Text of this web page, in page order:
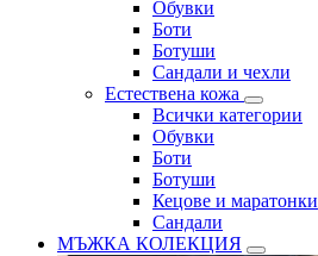
Обувки
Боти
Ботуши
Сандали и чехли
Естествена кожа
Всички категории
Обувки
Боти
Ботуши
Кецове и маратонки
Сандали
МЪЖКА КОЛЕКЦИЯ